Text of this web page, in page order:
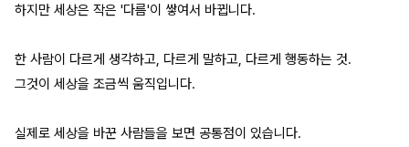
하지만 세상은 작은 '다름'이 쌓여서 바뀝니다.
한 사람이 다르게 생각하고, 다르게 말하고, 다르게 행동하는 것.
그것이 세상을 조금씩 움직입니다.
실제로 세상을 바꾼 사람들을 보면 공통점이 있습니다.